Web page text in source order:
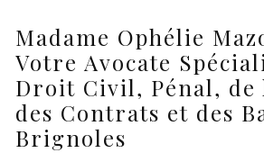
Madame Ophélie
Votre Avocate
Droit Civil, Pénal, de
des Contrats et des
Brignoles